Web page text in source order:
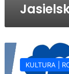
Odbierz
nowy
kod
KULTURA |